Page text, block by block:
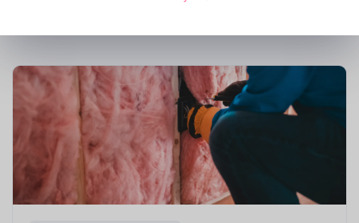
09 janvier 2024